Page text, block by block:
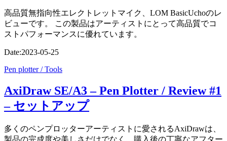
高品質無指向性エレクトレットマイク、LOM BasicUchoのレ
ビューです。 この製品はアーティストにとって高品質でコ
ストパフォーマンスに優れています。
Date:2023-05-25
Pen plotter / Tools
AxiDraw SE/A3 – Pen Plotter / Review #1
– セットアップ
多くのペンプロッターアーティストに愛されるAxiDrawは、
製品の完成度や美しさだけでなく、購入後の丁寧なアフター